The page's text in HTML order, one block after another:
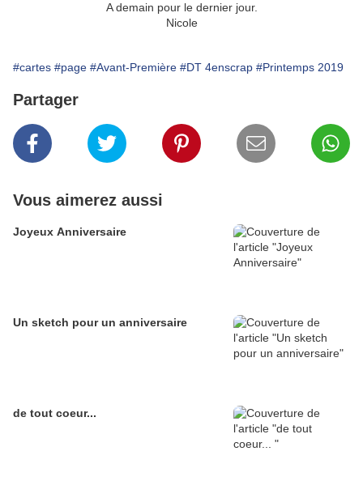
A demain pour le dernier jour.
Nicole
#cartes #page #Avant-Première #DT 4enscrap #Printemps 2019
Partager
Vous aimerez aussi
Joyeux Anniversaire
Un sketch pour un anniversaire
de tout coeur...